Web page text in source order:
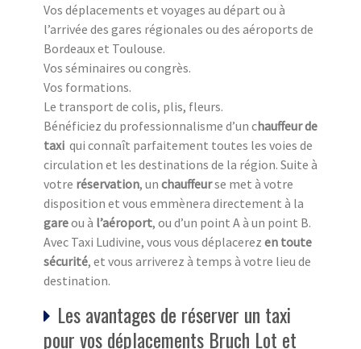
Vos déplacements et voyages au départ ou à
l’arrivée des gares régionales ou des aéroports de
Bordeaux et Toulouse.
Vos séminaires ou congrès.
Vos formations.
Le transport de colis, plis, fleurs.
Bénéficiez du professionnalisme d’un chauffeur de
taxi qui connaît parfaitement toutes les voies de
circulation et les destinations de la région. Suite à
votre réservation, un chauffeurse met à votre
disposition et vous emmènera directement à la
gareou à l’aéroport, ou d’un point A à un point B.
Avec Taxi Ludivine, vous vous déplacerez en toute
sécurité, et vous arriverez à temps à votre lieu de
destination.
Les avantages de réserver un taxi
pour vos déplacements Bruch Lot et